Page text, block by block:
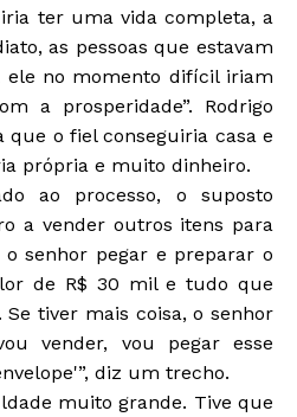
ter uma vida completa, a
as pessoas que estavam
ele no momento difícil iriam
a prosperidade”. Rodrigo
que o fiel conseguiria casa e
própria e muito dinheiro.
ao processo, o suposto
a vender outros itens para
o senhor pegar e preparar o
de R$ 30 mil e tudo que
tiver mais coisa, o senhor
vender, vou pegar esse
diz um trecho.
muito grande. Tive que